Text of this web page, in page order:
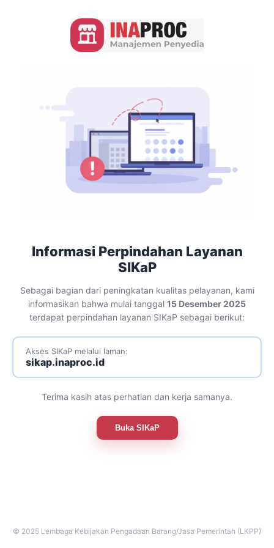
Informasi Perpindahan Layanan
SIKaP
Sebagai bagian dari peningkatan kualitas pelayanan, kami
informasikan bahwa mulai tanggal 15 Desember 2025
terdapat perpindahan layanan SIKaP sebagai berikut:
Akses SIKaP melalui laman:
sikap.inaproc.id
Terima kasih atas perhatian dan kerja samanya.
Buka SIKaP
© 2025 Lembaga Kebijakan Pengadaan Barang/Jasa Pemerintah (LKPP)